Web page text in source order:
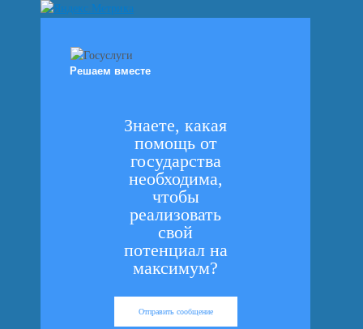
Решаем вместе
Знаете, какая
помощь от
государства
необходима,
чтобы
реализовать
свой
потенциал на
максимум?
Отправить сообщение